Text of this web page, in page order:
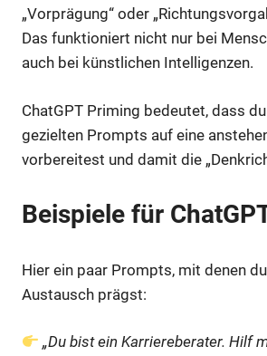
„Vorprägung“ oder
Das funktioniert nicht nur bei
auch bei künstlichen Intelligenzen.
ChatGPT Priming bedeutet, dass
gezielten Prompts auf eine
vorbereitest und damit die
Beispiele für
Hier ein paar Prompts, mit denen
Austausch prägst:
„Du bist ein Karriereberater. Hilf